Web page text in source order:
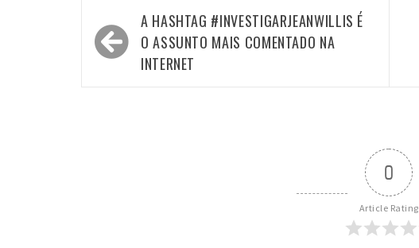
Navegação
de
Post
A HASHTAG #INVESTIGARJEANWILLIS É
O ASSUNTO MAIS COMENTADO NA
INTERNET
0
Article Rating